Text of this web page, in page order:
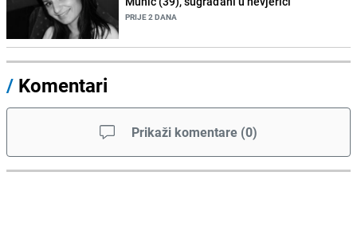
PRIJE 2 DANA
/ Komentari
Prikaži komentare (0)